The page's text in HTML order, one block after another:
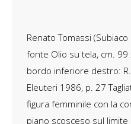
Renato Tomassi
fonte Olio su tela, cm.
bordo inferiore destro: R.
Eleuteri 1986, p. 27
figura femminile con la
piano scosceso sul